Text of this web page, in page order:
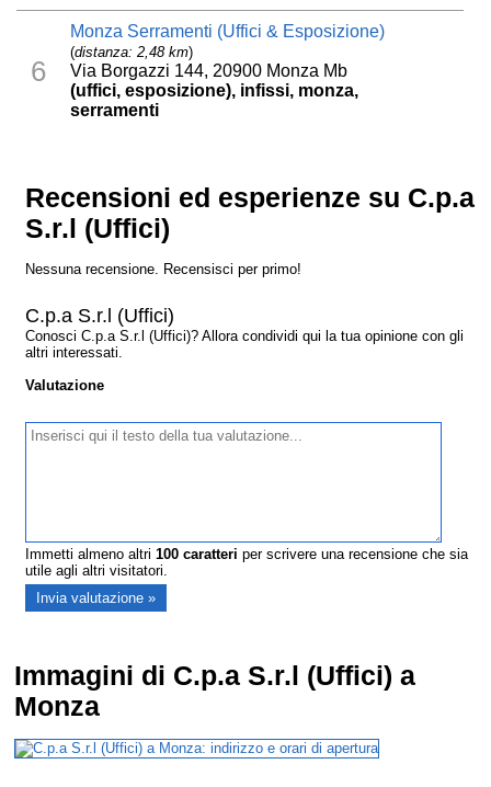
6
Monza Serramenti (Uffici & Esposizione)
(distanza: 2,48 km)
Via Borgazzi 144, 20900 Monza Mb
(uffici, esposizione), infissi, monza,
serramenti
Recensioni ed esperienze su C.p.a
S.r.l (Uffici)
Nessuna recensione. Recensisci per primo!
C.p.a S.r.l (Uffici)
Conosci C.p.a S.r.l (Uffici)? Allora condividi qui la tua opinione con gli
altri interessati.
Valutazione
Immetti almeno altri100 caratteri per scrivere una recensione che sia
utile agli altri visitatori.
Immagini di C.p.a S.r.l (Uffici) a
Monza